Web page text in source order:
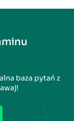
baza pytań z